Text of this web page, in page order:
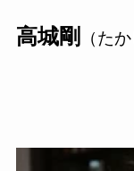
高城剛 （た